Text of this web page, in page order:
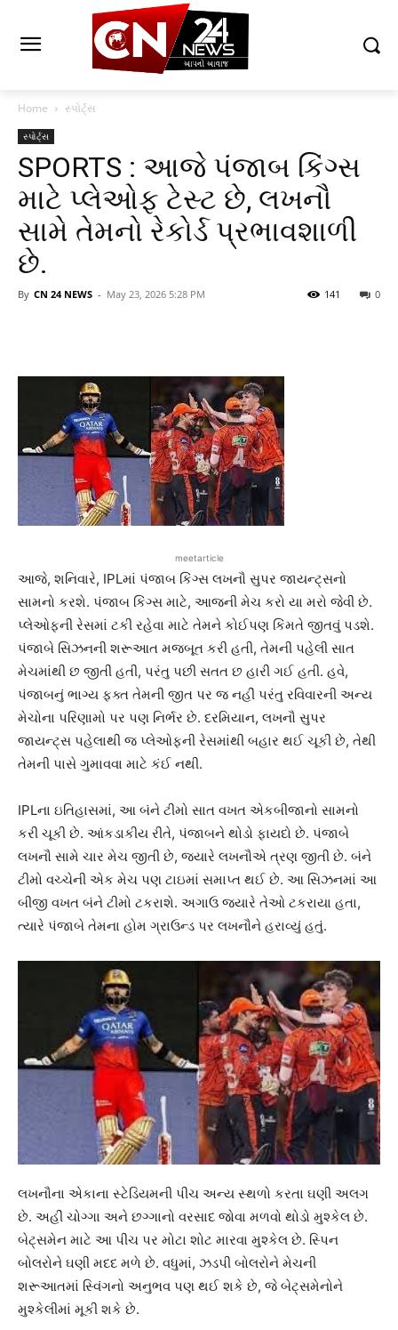
Home સ્પોર્ટ્સ
સ્પોર્ટ્સ
SPORTS : આજે પંજાબ કિંગ્સ
માટે પ્લેઓફ ટેસ્ટ છે, લખનૌ
સામે તેમનો રેકોર્ડ પ્રભાવશાળી
છે.
By CN 24 NEWS - May 23, 2026 5:28 PM 0
141
meetarticle
આજે, શનિવારે, IPLમાં પંજાબ કિંગ્સ લખનૌ સુપર જાયન્ટ્સનો
સામનો કરશે. પંજાબ કિંગ્સ માટે, આજની મેચ કરો યા મરો જેવી છે.
પ્લેઓફની રેસમાં ટકી રહેવા માટે તેમને કોઈપણ કિંમતે જીતવું પડશે.
પંજાબે સિઝનની શરૂઆત મજબૂત કરી હતી, તેમની પહેલી સાત
મેચમાંથી છ જીતી હતી, પરંતુ પછી સતત છ હારી ગઈ હતી. હવે,
પંજાબનું ભાગ્ય ફક્ત તેમની જીત પર જ નહીં પરંતુ રવિવારની અન્ય
મેચોના પરિણામો પર પણ નિર્ભર છે. દરમિયાન, લખનૌ સુપર
જાયન્ટ્સ પહેલાથી જ પ્લેઓફની રેસમાંથી બહાર થઈ ચૂકી છે, તેથી
તેમની પાસે ગુમાવવા માટે કંઈ નથી.
IPLના ઇતિહાસમાં, આ બંને ટીમો સાત વખત એકબીજાનો સામનો
કરી ચૂકી છે. આંકડાકીય રીતે, પંજાબને થોડો ફાયદો છે. પંજાબે
લખનૌ સામે ચાર મેચ જીતી છે, જ્યારે લખનૌએ ત્રણ જીતી છે. બંને
ટીમો વચ્ચેની એક મેચ પણ ટાઇમાં સમાપ્ત થઈ છે. આ સિઝનમાં આ
બીજી વખત બંને ટીમો ટકરાશે. અગાઉ જ્યારે તેઓ ટકરાયા હતા,
ત્યારે પંજાબે તેમના હોમ ગ્રાઉન્ડ પર લખનૌને હરાવ્યું હતું.
લખનૌના એકાના સ્ટેડિયમની પીચ અન્ય સ્થળો કરતા ઘણી અલગ
છે. અહીં ચોગ્ગા અને છગ્ગાનો વરસાદ જોવા મળવો થોડો મુશ્કેલ છે.
બેટ્સમેન માટે આ પીચ પર મોટા શોટ મારવા મુશ્કેલ છે. સ્પિન
બોલરોને ઘણી મદદ મળે છે. વધુમાં, ઝડપી બોલરોને મેચની
શરૂઆતમાં સ્વિંગનો અનુભવ પણ થઈ શકે છે, જે બેટ્સમેનોને
મુશ્કેલીમાં મૂકી શકે છે.